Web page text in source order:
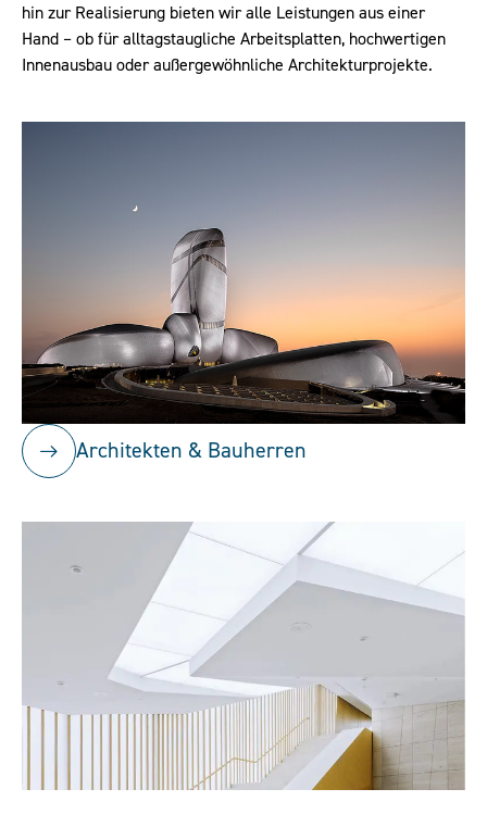
hin zur Realisierung bieten wir alle Leistungen aus einer
Hand – ob für alltagstaugliche Arbeitsplatten, hochwertigen
Innenausbau oder außergewöhnliche Architekturprojekte.
Architekten & Bauherren